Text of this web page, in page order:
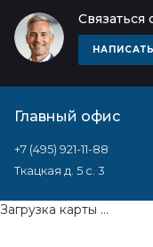
Связаться
НАПИСАТЬ
Главный офис
+7 (495) 921-11-88
Ткацкая д. 5 с. 3
Загрузка карты ...